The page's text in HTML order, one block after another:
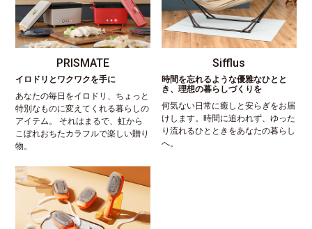
PRISMATE
イロドリとワクワクを手に
あなたの毎日をイロドリ、ちょっと
特別なものに変えてくれる暮らしの
アイテム。 それはまるで、虹から
こぼれおちたカラフルで楽しい贈り
物。
Sifflus
時間を忘れるような優雅なひとと
き、理想の暮らしづくりを
何気ない日常に癒しと安らぎをお届
けします。時間に追われず、ゆった
り流れるひとときをあなたの暮らし
へ。